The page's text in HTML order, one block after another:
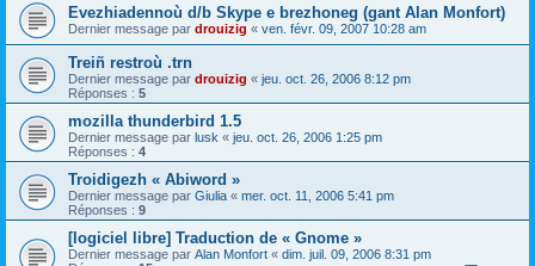
Evezhiadennoù d/b Skype e brezhoneg (gant Alan Monfort)
Dernier message par drouizig « ven. févr. 09, 2007 10:28 am
Treiñ restroù .trn
Dernier message par drouizig « jeu. oct. 26, 2006 8:12 pm
Réponses : 5
mozilla thunderbird 1.5
Dernier message par lusk « jeu. oct. 26, 2006 1:25 pm
Réponses : 4
Troidigezh « Abiword »
Dernier message par Giulia « mer. oct. 11, 2006 5:41 pm
Réponses : 9
[logiciel libre] Traduction de « Gnome »
Dernier message par Alan Monfort « dim. juil. 09, 2006 8:31 pm